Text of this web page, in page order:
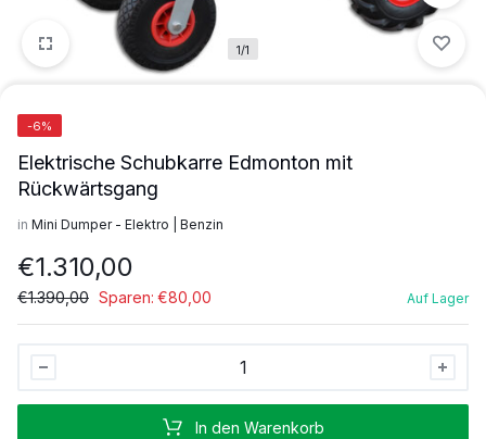
1/1
-6%
Elektrische Schubkarre Edmonton mit
Rückwärtsgang
in Mini Dumper - Elektro | Benzin
€1.310,00
€1.390,00 Sparen: €80,00 Auf Lager
In den Warenkorb